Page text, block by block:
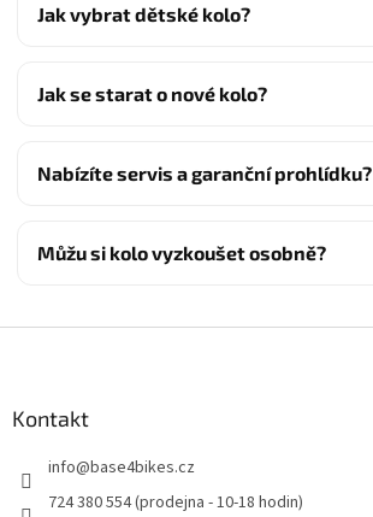
Jak vybrat dětské kolo?
Jak se starat o nové kolo?
Nabízíte servis a garanční prohlídku?
Můžu si kolo vyzkoušet osobně?
Kontakt
info@base4bikes.cz
724 380 554 (prodejna - 10-18 hodin)